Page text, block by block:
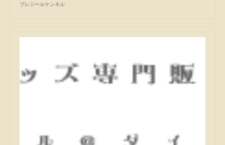
プレジールケンネル